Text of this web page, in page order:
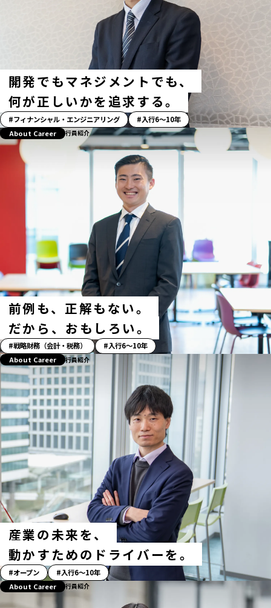
開発でもマネジメントでも、
何が正しいかを追求する。
「ス
ト
ー
フィナンシャル・エンジニアリング 入行6〜10年
前例も、正解もない。
だから、おもしろい。
About Career 行員紹介
「ス
ト
ー
リ
ー」
ハ
ッ
シ
ュ
タ
グ
戦略財務（会計・税務） 入行6〜10年
産業の未来を、
動かすためのドライバーを。
About Career 行員紹介
「ス
ト
ー
オープン 入行6〜10年
About Career 行員紹介